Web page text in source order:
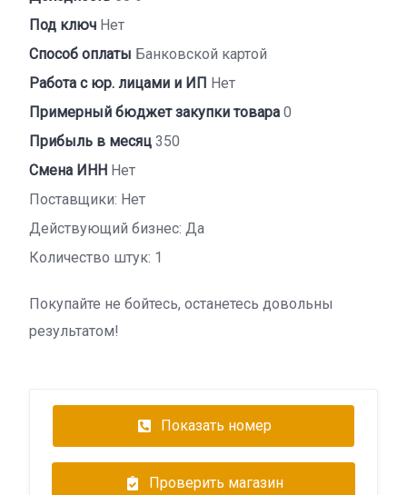
Под ключ Нет
Способ оплаты Банковской картой
Работа с юр. лицами и ИП Нет
Примерный бюджет закупки товара 0
Прибыль в месяц 350
Смена ИНН Нет
Поставщики: Нет
Действующий бизнес: Да
Количество штук: 1
Покупайте не бойтесь, останетесь довольны
результатом!
Показать номер
Проверить магазин